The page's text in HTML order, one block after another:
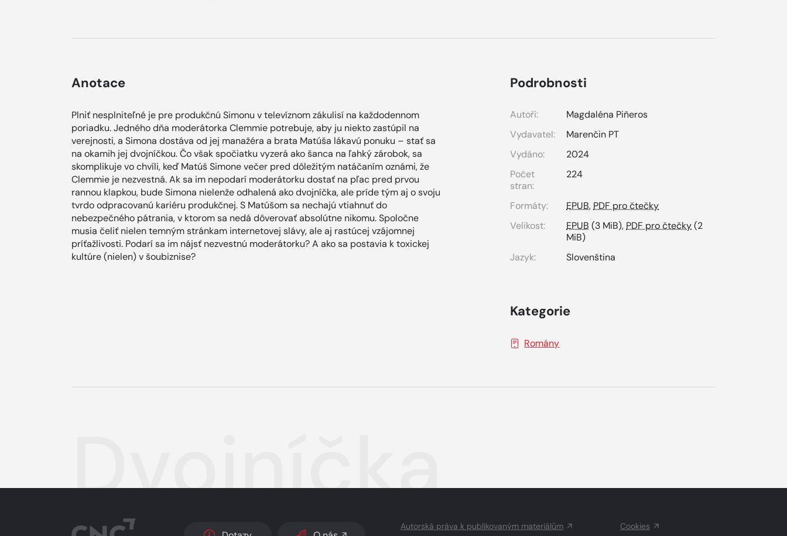
Anotace
Plniť nesplniteľné je pre produkčnú Simonu v televíznom zákulisí na každodennom
poriadku. Jedného dňa moderátorka Clemmie potrebuje, aby ju niekto zastúpil na
verejnosti, a Simona dostáva od jej manažéra a brata Matúša lákavú ponuku – stať sa
na okamih jej dvojníčkou. Čo však spočiatku vyzerá ako šanca na ľahký zárobok, sa
skomplikuje vo chvíli, keď Matúš Simone večer pred dôležitým natáčaním oznámi, že
Clemmie je nezvestná. Ak sa im nepodarí moderátorku dostať na pľac pred prvou
rannou klapkou, bude Simona nielenže odhalená ako dvojníčka, ale príde tým aj o svoju
tvrdo odpracovanú kariéru produkčnej. S Matúšom sa nechajú vtiahnuť do
nebezpečného pátrania, v ktorom sa nedá dôverovať absolútne nikomu. Spoločne
musia čeliť nielen temným stránkam internetovej slávy, ale aj rastúcej vzájomnej
príťažlivosti. Podarí sa im nájsť nezvestnú moderátorku? A ako sa postavia k toxickej
kultúre (nielen) v šoubiznise?
Podrobnosti
Autoři:
Magdaléna Piñeros
Vydavatel:
Marenčin PT
Vydáno:
2024
Počet
stran:
224
Formáty: EPUB,PDF pro čtečky
Velikost:
EPUB (3 MiB),PDF pro čtečky(2
MiB)
Jazyk:
Slovenština
Kategorie
Romány
Dvojníčka
Autorská práva k publikovaným materiálům Cookies